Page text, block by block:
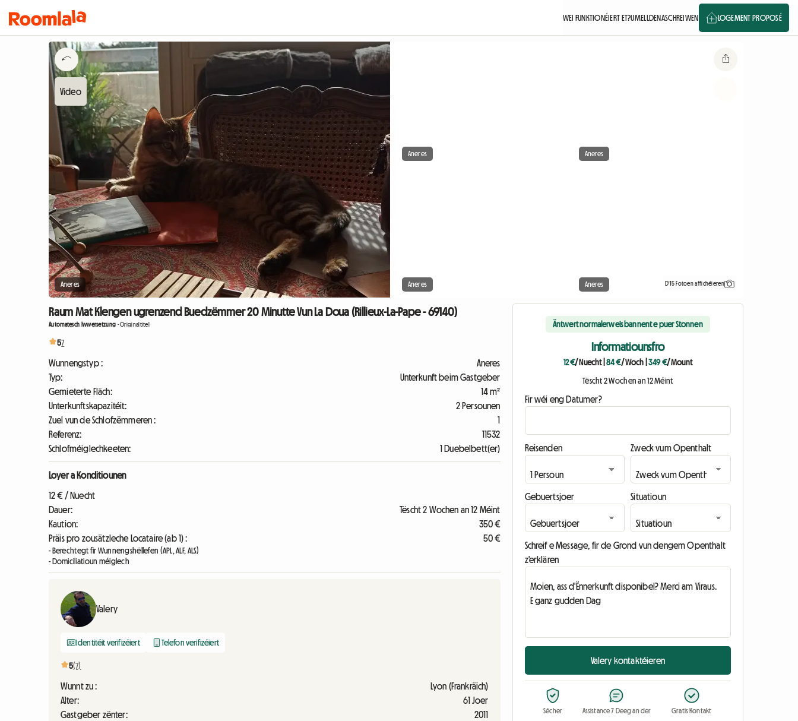
WEI FUNKTIONÉIERT ET?UMELLDENASCHREIWEN LOGEMENT PROPOSÉ
Aneres
Aneres Aneres
Aneres Aneres D'15 Fotoen affichéieren
Raum Mat Klengen ugrenzend Buedzëmmer 20 Minutte Vun La Doua (Rillieux-La-Pape - 69140)
Automatesch Iwwersetzung -Originaltitel
57
Wunnengstyp :
Aneres
Typ:
Unterkunft beim Gastgeber
Gemieterte Fläch:
14 m²
Unterkunftskapazitéit:
2 Persounen
Zuel vun de Schlofzëmmeren :
1
Referenz:
11532
Schlofméiglechkeeten:
1 Duebelbett(er)
Loyer a Konditiounen
12 € / Nuecht
Dauer:
Tëscht 2 Wochen an 12 Méint
Kaution:
350 €
Präis pro zousätzleche Locataire (ab 1) :
50 €
- Berechtegt fir Wunnengshëllefen (APL, ALF, ALS)
- Domiciliatioun méiglech
Valery
Identitéit verifizéiert Telefon verifizéiert
5(7)
Wunnt zu :
Lyon (Frankräich)
Alter:
61 Joer
Gastgeber zënter:
2011
Äntwert normalerweis bannent e puer Stonnen
Informatiounsfro
12 €/ Nuecht| 84 €/ Woch |349 €/ Mount
Tëscht 2 Wochen an 12 Méint
Fir wéi eng Datumer?
Reisenden Zweck vum Openthalt
Gebuertsjoer Situatioun
Schreif e Message, fir de Grond vun dengem Openthalt
z'erklären
Valery kontaktéieren
Sécher
Assistance 7 Deeg an der
Gratis Kontakt